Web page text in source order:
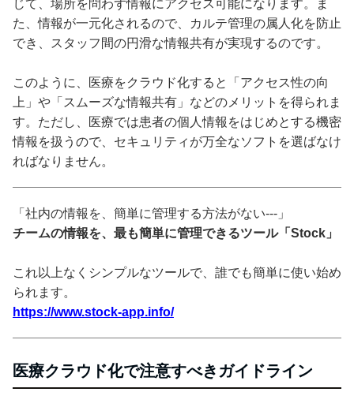
じて、場所を問わず情報にアクセス可能になります。ま
た、情報が一元化されるので、カルテ管理の属人化を防止
でき、スタッフ間の円滑な情報共有が実現するのです。
このように、医療をクラウド化すると「アクセス性の向
上」や「スムーズな情報共有」などのメリットを得られま
す。ただし、医療では患者の個人情報をはじめとする機密
情報を扱うので、セキュリティが万全なソフトを選ばなけ
ればなりません。
「社内の情報を、簡単に管理する方法がない---」
チームの情報を、最も簡単に管理できるツール「Stock」
これ以上なくシンプルなツールで、誰でも簡単に使い始め
られます。
https://www.stock-app.info/
医療クラウド化で注意すべきガイドライン